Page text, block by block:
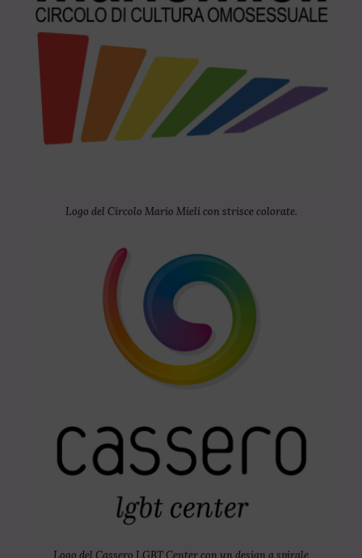
Logo del Circolo Mario Mieli con strisce colorate.